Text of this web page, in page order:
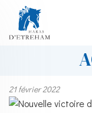
21 février 2022